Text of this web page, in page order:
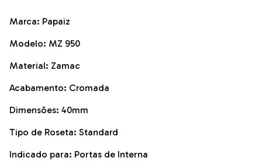
Marca: Papaiz
Modelo: MZ 950
Material: Zamac
Acabamento: Cromada
Dimensões: 40mm
Tipo de Roseta: Standard
Indicado para: Portas de Interna